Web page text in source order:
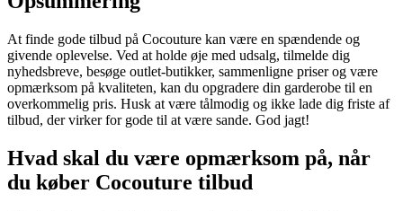
At finde gode tilbud på Cocouture kan være en spændende og
givende oplevelse. Ved at holde øje med udsalg, tilmelde dig
nyhedsbreve, besøge outlet-butikker, sammenligne priser og være
opmærksom på kvaliteten, kan du opgradere din garderobe til en
overkommelig pris. Husk at være tålmodig og ikke lade dig friste af
tilbud, der virker for gode til at være sande. God jagt!
Hvad skal du være opmærksom på, når
du køber Cocouture tilbud